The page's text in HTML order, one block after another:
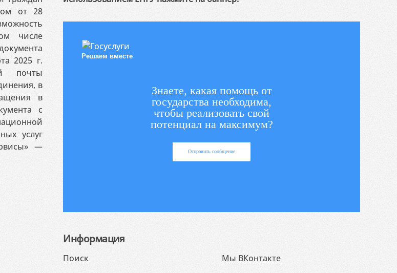
от 28
числе
2025 г.
почты
в
в
с
услуг
—
Решаем вместе
Знаете, какая помощь от
государства необходима,
чтобы реализовать свой
потенциал на максимум?
Отправить сообщение
Информация
Поиск
Мы ВКонтакте